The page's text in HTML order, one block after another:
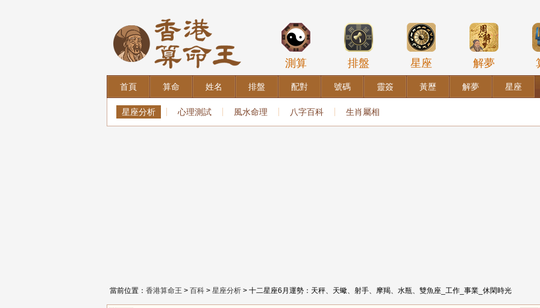
測算 排盤 星座 解夢
首頁 算命 姓名 排盤 配對 號碼 靈簽 黃歷 解夢 星座
星座分析 心理測試 風水命理 八字百科 生肖屬相
當前位置： 香港算命王 > 百科 > 星座分析 > 十二星座6月運勢：天秤、天蠍、射手、摩羯、水瓶、雙魚座_工作_事業_休閑時光